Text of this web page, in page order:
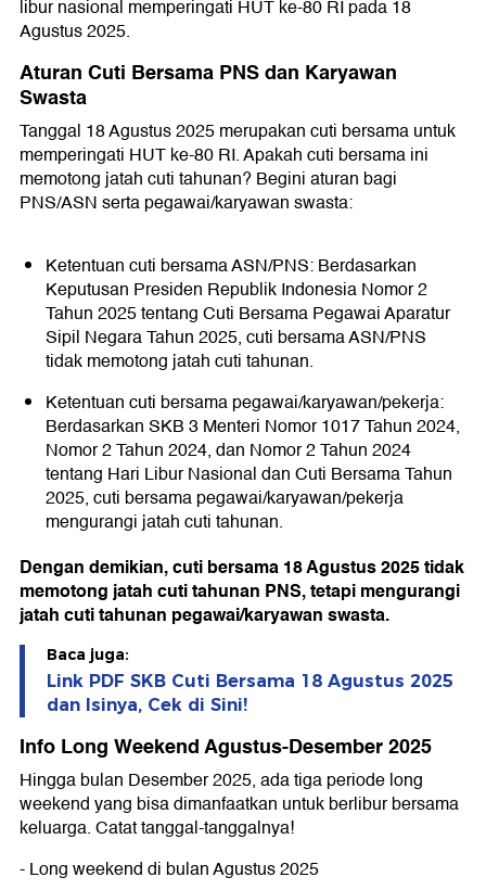
libur nasional memperingati HUT ke-80 RI pada 18
Agustus 2025.
Aturan Cuti Bersama PNS dan Karyawan
Swasta
Tanggal 18 Agustus 2025 merupakan cuti bersama untuk
memperingati HUT ke-80 RI. Apakah cuti bersama ini
memotong jatah cuti tahunan? Begini aturan bagi
PNS/ASN serta pegawai/karyawan swasta:
Ketentuan cuti bersama ASN/PNS: Berdasarkan
Keputusan Presiden Republik Indonesia Nomor 2
Tahun 2025 tentang Cuti Bersama Pegawai Aparatur
Sipil Negara Tahun 2025, cuti bersama ASN/PNS
tidak memotong jatah cuti tahunan.
Ketentuan cuti bersama pegawai/karyawan/pekerja:
Berdasarkan SKB 3 Menteri Nomor 1017 Tahun 2024,
Nomor 2 Tahun 2024, dan Nomor 2 Tahun 2024
tentang Hari Libur Nasional dan Cuti Bersama Tahun
2025, cuti bersama pegawai/karyawan/pekerja
mengurangi jatah cuti tahunan.
Dengan demikian, cuti bersama 18 Agustus 2025 tidak
memotong jatah cuti tahunan PNS, tetapi mengurangi
jatah cuti tahunan pegawai/karyawan swasta.
Baca juga:
Link PDF SKB Cuti Bersama 18 Agustus 2025
dan Isinya, Cek di Sini!
Info Long Weekend Agustus-Desember 2025
Hingga bulan Desember 2025, ada tiga periode long
weekend yang bisa dimanfaatkan untuk berlibur bersama
keluarga. Catat tanggal-tanggalnya!
- Long weekend di bulan Agustus 2025